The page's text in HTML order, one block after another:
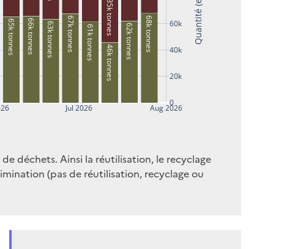
65k tonnes 66k tonnes 63k tonnes 67k tonnes 61k tonnes
46k tonnes
62k tonnes 68k tonnes
35k tonnes
Jul 2026 Aug 2026
0
20k
40k
60k
déchets. Ainsi la réutilisation, le recyclage
(pas de réutilisation, recyclage ou